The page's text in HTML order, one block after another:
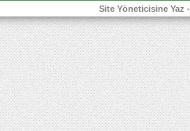
Site Yöneticisine Yaz